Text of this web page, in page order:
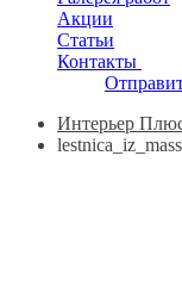
Акции
Статьи
Контакты
Интерьер